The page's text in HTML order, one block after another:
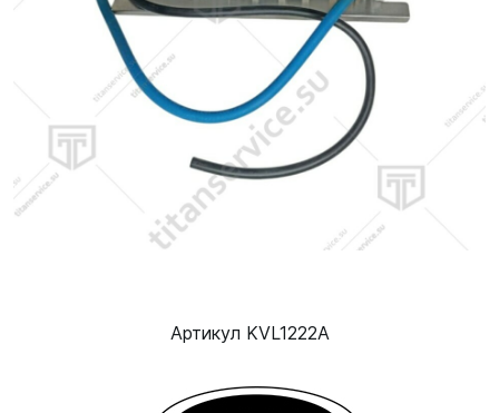
Артикул KVL1222A